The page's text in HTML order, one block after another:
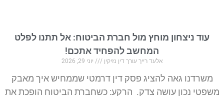
עוד ניצחון מוחץ מול חברת הביטוח: אל תתנו לפלט
המחשב להפחיד אתכם!
אלעד רייך עורך דין נזיקין יוני 29, 2026
משרדנו גאה להציג פסק דין דרמטי שממחיש איך מאבק
משפטי נכון עושה צדק. הרקע: כשחברת הביטוח הופכת את